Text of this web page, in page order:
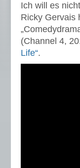
Ich will es
Ricky Gervais
(Channel 4,
Life“.